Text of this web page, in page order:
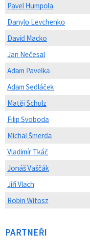
Pavel Humpola
Danylo Levchenko
David Macko
Jan Nečesal
Adam Pavelka
Adam Sedláček
Matěj Schulz
Filip Svoboda
Michal Šmerda
Vladimír Tkáč
Jonáš Vaščák
Jiří Vlach
Robin Witosz
PARTNEŘI